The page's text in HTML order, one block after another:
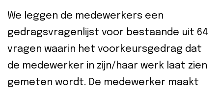
We leggen de medewerkers een
gedragsvragenlijst voor bestaande uit 64
vragen waarin het voorkeursgedrag dat
de medewerker in zijn/haar werk laat zien
gemeten wordt. De medewerker maakt